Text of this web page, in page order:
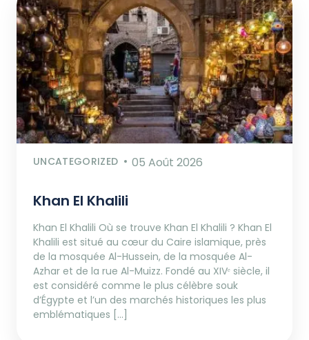
UNCATEGORIZED 05 Août 2026
Khan El Khalili
Khan El Khalili Où se trouve Khan El Khalili ? Khan El
Khalili est situé au cœur du Caire islamique, près
de la mosquée Al-Hussein, de la mosquée Al-
Azhar et de la rue Al-Muizz. Fondé au XIVᵉ siècle, il
est considéré comme le plus célèbre souk
d’Égypte et l’un des marchés historiques les plus
emblématiques […]